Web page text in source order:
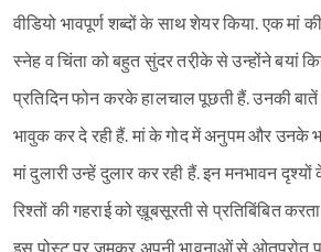
वीडियो भावपूर्ण शब्दों के साथ शेयर किया. एक मां
स्नेह व चिंता को बहुत सुंदर तरी़के से उन्होंने बयां
प्रतिदिन फोन करके हालचाल पूछती हैं. उनकी
भावुक कर दे रही हैं. मां के गोद में अनुपम और उनके
मां दुलारी उन्हें दुलार कर रही हैं. इन मनभावन
रिश्तों की गहराई को ख़ूबसूरती से प्रतिबिंबित